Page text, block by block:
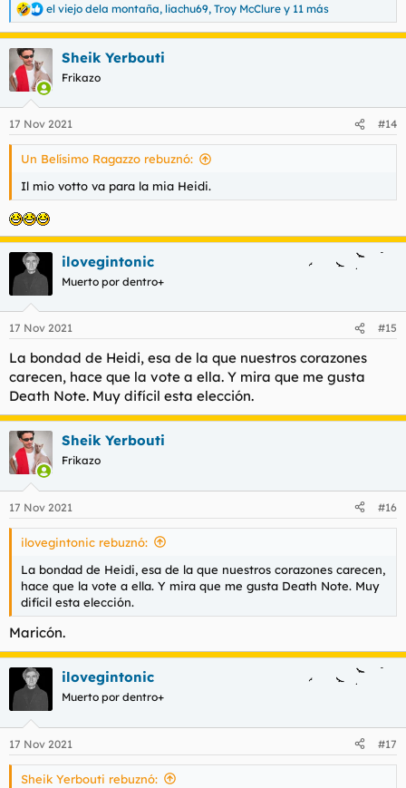
R
e
a
c
c
i
e
s
el viejo dela montaña, liachu69, Troy McClure y 11 más
Sheik Yerbouti
Frikazo
17 Nov 2021 #14
Un Belísimo Ragazzo rebuznó:
Il mio votto va para la mia Heidi.
ilovegintonic
Muerto por dentro+
17 Nov 2021 #15
La bondad de Heidi, esa de la que nuestros corazones
carecen, hace que la vote a ella. Y mira que me gusta
Death Note. Muy difícil esta elección.
Sheik Yerbouti
Frikazo
17 Nov 2021 #16
ilovegintonic rebuznó:
La bondad de Heidi, esa de la que nuestros corazones carecen,
hace que la vote a ella. Y mira que me gusta Death Note. Muy
difícil esta elección.
Maricón.
ilovegintonic
Muerto por dentro+
17 Nov 2021 #17
Sheik Yerbouti rebuznó: